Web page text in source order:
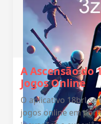
A Ascensão do
Jogos Online
O aplicativo 18brl se
jogos online em